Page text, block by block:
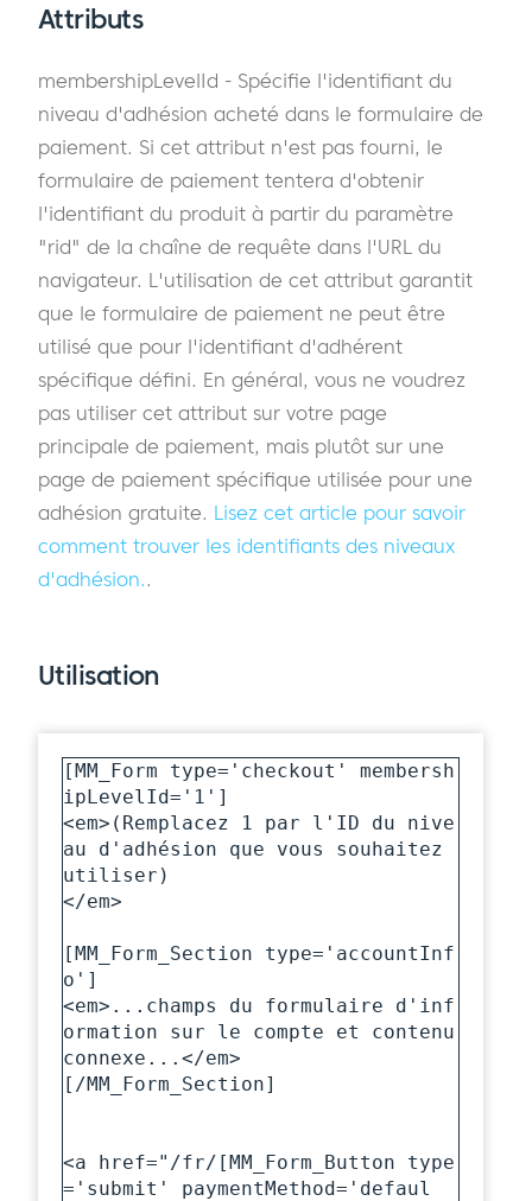
Attributs
membershipLevelId - Spécifie l'identifiant du
niveau d'adhésion acheté dans le formulaire de
paiement. Si cet attribut n'est pas fourni, le
formulaire de paiement tentera d'obtenir
l'identifiant du produit à partir du paramètre
"rid" de la chaîne de requête dans l'URL du
navigateur. L'utilisation de cet attribut garantit
que le formulaire de paiement ne peut être
utilisé que pour l'identifiant d'adhérent
spécifique défini. En général, vous ne voudrez
pas utiliser cet attribut sur votre page
principale de paiement, mais plutôt sur une
page de paiement spécifique utilisée pour une
adhésion gratuite. Lisez cet article pour savoir
comment trouver les identifiants des niveaux
d'adhésion..
Utilisation
[MM_Form type='checkout' membersh
ipLevelId='1']
<em>(Remplacez 1 par l'ID du nive
au d'adhésion que vous souhaitez
utiliser)
</em>
[MM_Form_Section type='accountInf
o']
<em>...champs du formulaire d'inf
ormation sur le compte et contenu
connexe...</em>
[/MM_Form_Section]
<a href="/fr/[MM_Form_Button type
='submit' paymentMethod='defaul